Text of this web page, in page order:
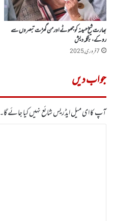
بھارت شیخ حسینہ کو جھوٹے اور من گھڑت تبصروں سے
روکے، بنگلہ دیش
7 فروری, 2025
جواب دیں
آپ کا ای میل ایڈریس شائع نہیں کیا جائے گا۔